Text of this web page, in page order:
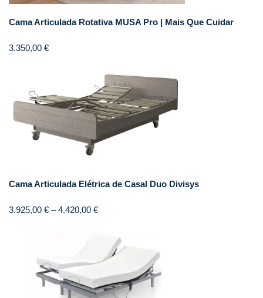
Cama Articulada Rotativa MUSA Pro | Mais Que Cuidar
3.350,00 €
Cama Articulada Elétrica de Casal Duo Divisys
3.925,00 € – 4.420,00 €